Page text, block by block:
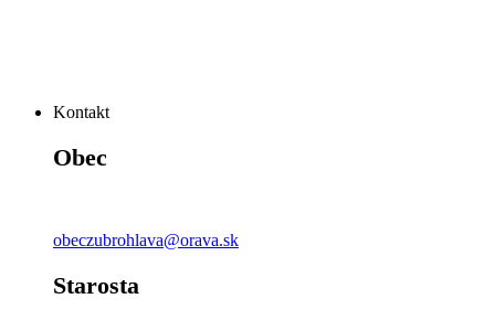
Kontakt
Obec
obeczubrohlava@orava.sk
Starosta